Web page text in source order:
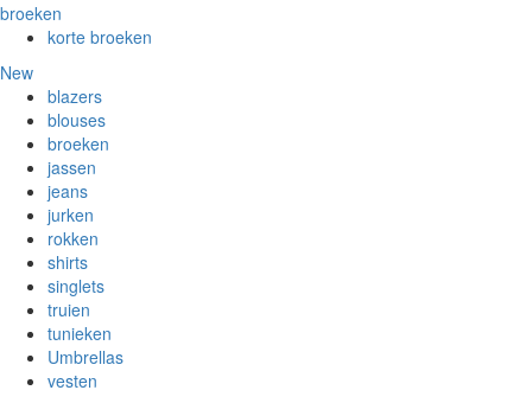
broeken
korte broeken
New
blazers
blouses
broeken
jassen
jeans
jurken
rokken
shirts
singlets
truien
tunieken
Umbrellas
vesten